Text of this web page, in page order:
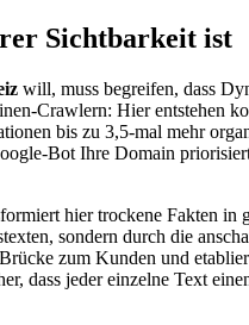
Sichtbarkeit ist
will, muss begreifen, dass
Crawlern: Hier entstehen
bis zu 3,5-mal mehr
Bot Ihre Domain
hier trockene Fakten in
sondern durch die
zum Kunden und
dass jeder einzelne Text